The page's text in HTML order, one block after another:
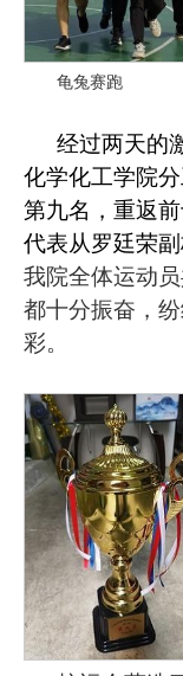
龟兔赛跑
经过两天的
化学化工学院
第九名，重返
代表从罗廷荣
我院全体运动
都十分振奋，
彩。